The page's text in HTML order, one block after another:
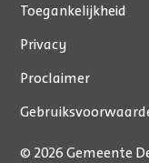
Toegankelijkheid
Privacy
Proclaimer
© 2026 Gemeente